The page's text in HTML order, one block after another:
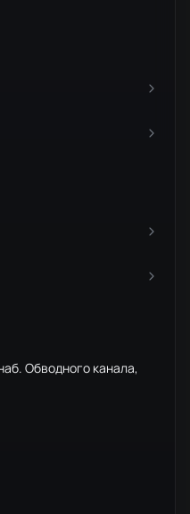
Обводного канала,